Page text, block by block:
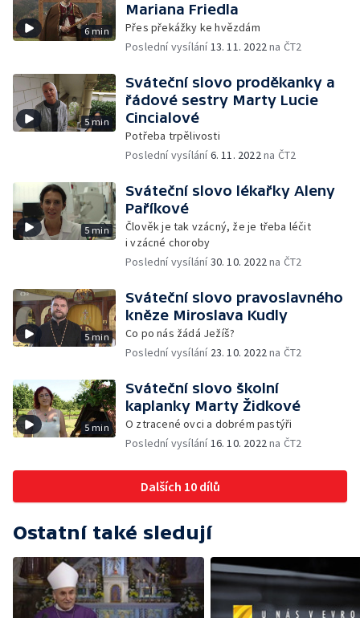
6 min
Mariana Friedla
Přes překážky ke hvězdám
Poslední vysílání13. 11. 2022na ČT2
5 min
Sváteční slovo proděkanky a
řádové sestry Marty Lucie
Cincialové
Potřeba trpělivosti
Poslední vysílání6. 11. 2022na ČT2
5 min
Sváteční slovo lékařky Aleny
Paříkové
Člověk je tak vzácný, že je třeba léčit
i vzácné choroby
Poslední vysílání30. 10. 2022na ČT2
5 min
Sváteční slovo pravoslavného
kněze Miroslava Kudly
Co po nás žádá Ježíš?
Poslední vysílání 23. 10. 2022na ČT2
5 min
Sváteční slovo školní
kaplanky Marty Židkové
O ztracené ovci a dobrém pastýři
Poslední vysílání16. 10. 2022na ČT2
Dalších 10 dílů
Ostatní také sledují